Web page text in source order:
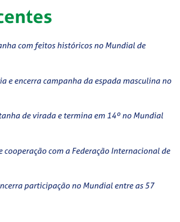
com feitos históricos no Mundial de
e encerra campanha da espada masculina no
de virada e termina em 14º no Mundial
cooperação com a Federação Internacional de
participação no Mundial entre as 57